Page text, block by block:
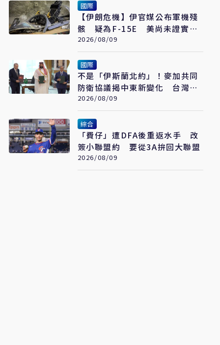
國際
【伊朗危機】伊官媒公布軍機殘
骸 疑為F-15E 美尚未證實遭
擊落
2026/08/09
國際
不是「伊斯蘭北約」！麥加共同
防衛協議揭中東新變化 台灣該
看懂「多層次安全」
2026/08/09
綜合
「費仔」遭DFA後重返水手 改
簽小聯盟約 要從3A拚回大聯盟
2026/08/09